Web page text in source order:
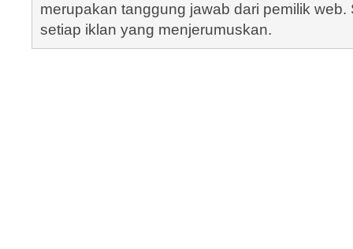
merupakan tanggung jawab dari pemilik
setiap iklan yang menjerumuskan.